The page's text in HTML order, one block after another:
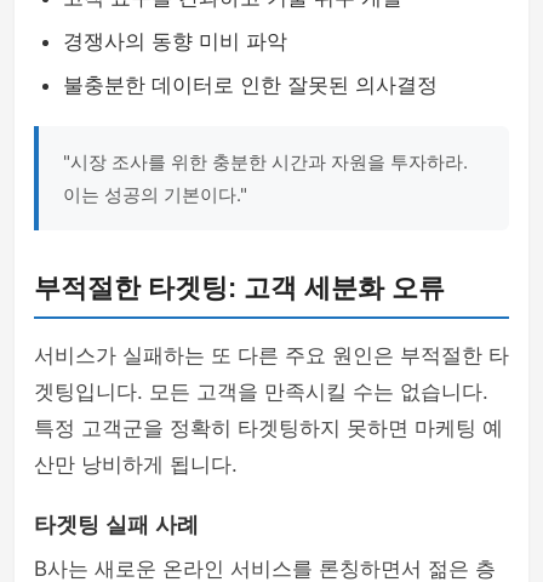
경쟁사의 동향 미비 파악
불충분한 데이터로 인한 잘못된 의사결정
"시장 조사를 위한 충분한 시간과 자원을 투자하라.
이는 성공의 기본이다."
부적절한 타겟팅: 고객 세분화 오류
서비스가 실패하는 또 다른 주요 원인은 부적절한 타
겟팅입니다. 모든 고객을 만족시킬 수는 없습니다.
특정 고객군을 정확히 타겟팅하지 못하면 마케팅 예
산만 낭비하게 됩니다.
타겟팅 실패 사례
B사는 새로운 온라인 서비스를 론칭하면서 젊은 층